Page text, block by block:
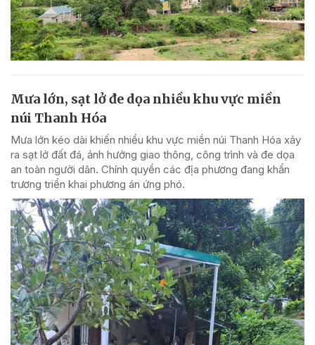
Mưa lớn, sạt lở đe dọa nhiều khu vực miền
núi Thanh Hóa
Mưa lớn kéo dài khiến nhiều khu vực miền núi Thanh Hóa xảy
ra sạt lở đất đá, ảnh hưởng giao thông, công trình và đe dọa
an toàn người dân. Chính quyền các địa phương đang khẩn
trương triển khai phương án ứng phó.